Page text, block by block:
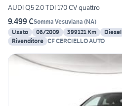
AUDI Q5 2.0 TDI 170 CV quattro
9.499 €Somma Vesuviana (NA)
Usato
06/2009 399121 Km Diesel
Rivenditore CF CERCIELLO AUTO